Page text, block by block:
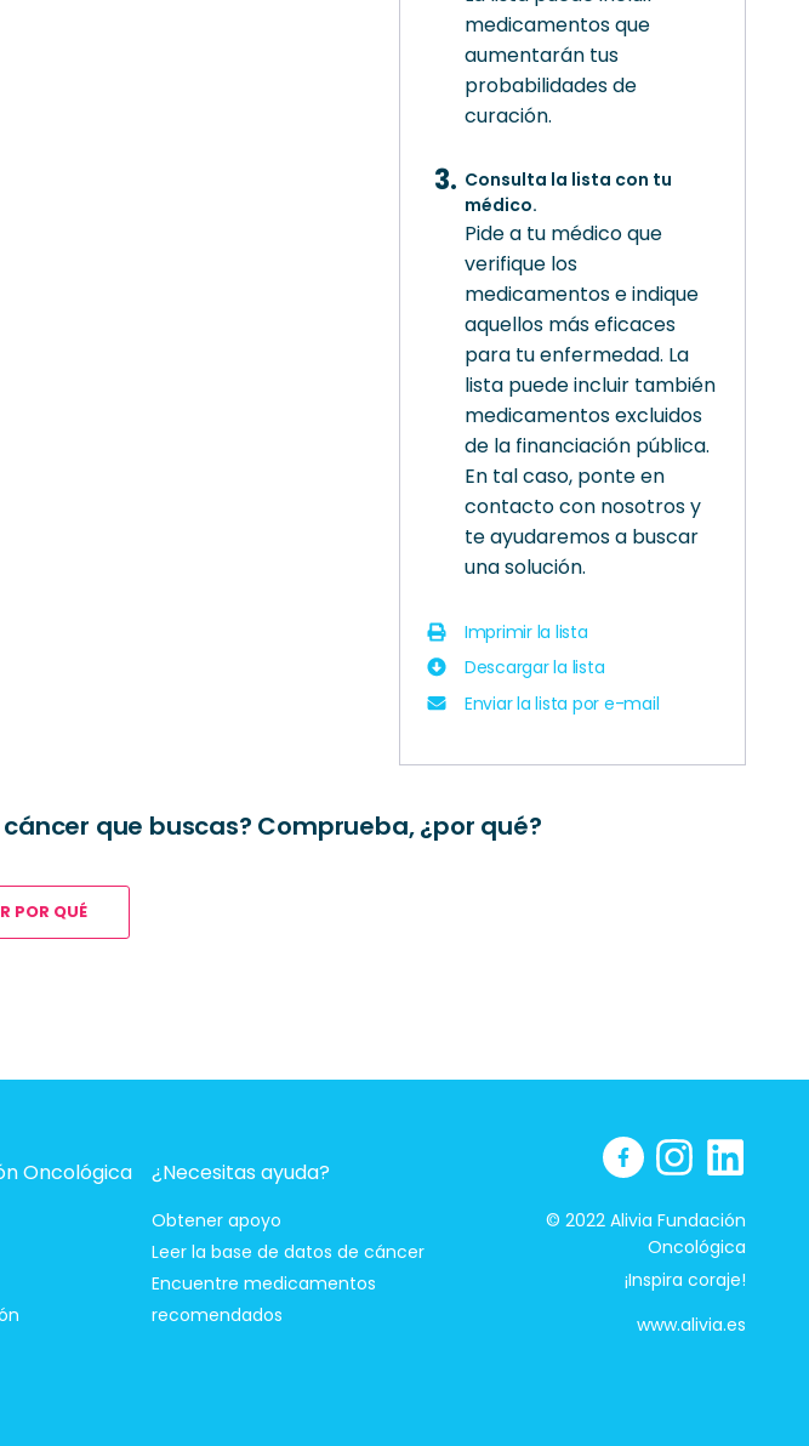
medicamentos que
aumentarán tus
probabilidades de
curación.
Consulta la lista con tu
médico.
Pide a tu médico que
verifique los
medicamentos e indique
aquellos más eficaces
para tu enfermedad. La
lista puede incluir también
medicamentos excluidos
de la financiación pública.
En tal caso, ponte en
contacto con nosotros y
te ayudaremos a buscar
una solución.
Imprimir la lista
Descargar la lista
Enviar la lista por e-mail
que buscas? Comprueba, ¿por qué?
POR QUÉ
Oncológica ¿Necesitas ayuda?
Obtener apoyo
Leer la base de datos de cáncer
Encuentre medicamentos
recomendados
© 2022 Alivia Fundación
Oncológica
¡Inspira coraje!
www.alivia.es